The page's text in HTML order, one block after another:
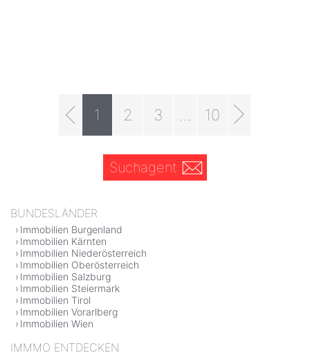
1 2 3 10
Suchagent
BUNDESLÄNDER
Immobilien Burgenland
Immobilien Kärnten
Immobilien Niederösterreich
Immobilien Oberösterreich
Immobilien Salzburg
Immobilien Steiermark
Immobilien Tirol
Immobilien Vorarlberg
Immobilien Wien
IMMMO ENTDECKEN